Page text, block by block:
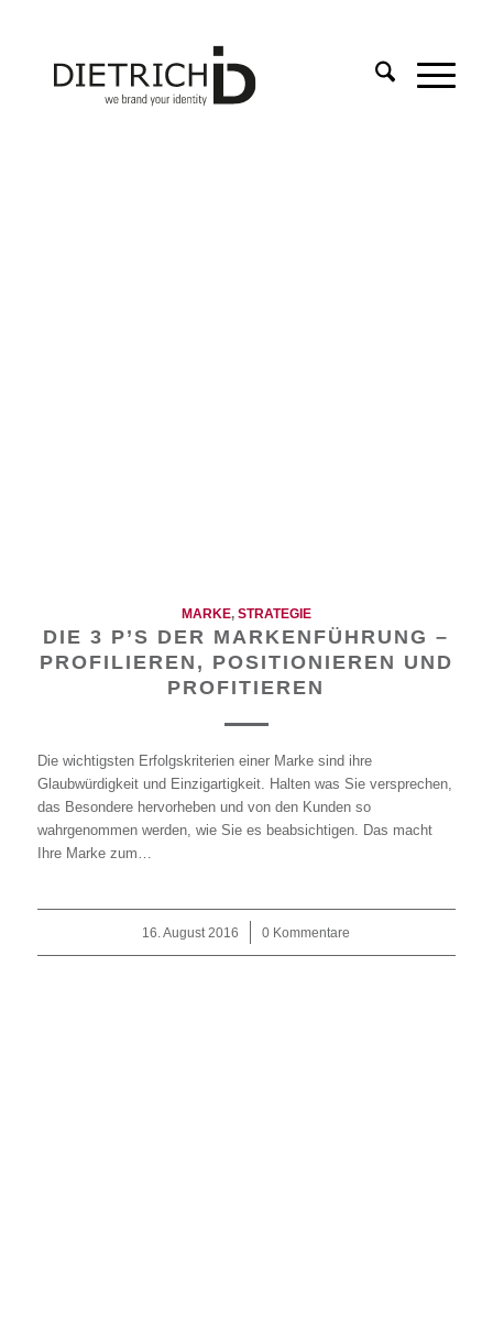
MARKE, STRATEGIE
DIE 3 P’S DER MARKENFÜHRUNG –
PROFILIEREN, POSITIONIEREN UND
PROFITIEREN
Die wichtigsten Erfolgskriterien einer Marke sind ihre
Glaubwürdigkeit und Einzigartigkeit. Halten was Sie versprechen,
das Besondere hervorheben und von den Kunden so
wahrgenommen werden, wie Sie es beabsichtigen. Das macht
Ihre Marke zum…
16. August 2016
/ 0 Kommentare